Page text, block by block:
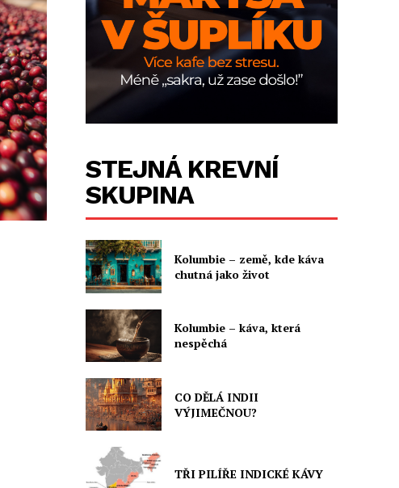
STEJNÁ KREVNÍ
SKUPINA
Kolumbie – země, kde káva
chutná jako život
Kolumbie – káva, která
nespěchá
CO DĚLÁ INDII
VÝJIMEČNOU?
TŘI PILÍŘE INDICKÉ KÁVY